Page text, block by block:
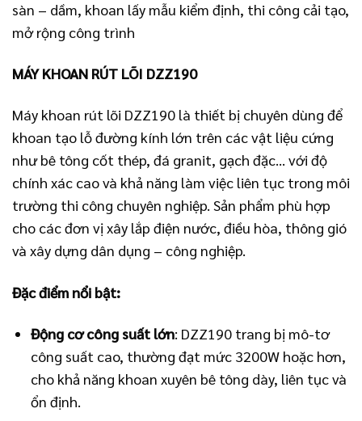
sàn – dầm, khoan lấy mẫu kiểm định, thi công cải tạo,
mở rộng công trình
MÁY KHOAN RÚT LÕI DZZ190
Máy khoan rút lõi DZZ190 là thiết bị chuyên dùng để
khoan tạo lỗ đường kính lớn trên các vật liệu cứng
như bê tông cốt thép, đá granit, gạch đặc… với độ
chính xác cao và khả năng làm việc liên tục trong môi
trường thi công chuyên nghiệp. Sản phẩm phù hợp
cho các đơn vị xây lắp điện nước, điều hòa, thông gió
và xây dựng dân dụng – công nghiệp.
Đặc điểm nổi bật:
Động cơ công suất lớn: DZZ190 trang bị mô-tơ
công suất cao, thường đạt mức 3200W hoặc hơn,
cho khả năng khoan xuyên bê tông dày, liên tục và
ổn định.